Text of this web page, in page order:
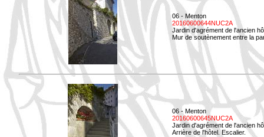
06 - Menton
20160600644NUC2A
Jardin d'agrément de l'ancien
Mur de soutènement entre la
06 - Menton
20160600645NUC2A
Jardin d'agrément de l'ancien
Arrière de l'hôtel. Escalier.